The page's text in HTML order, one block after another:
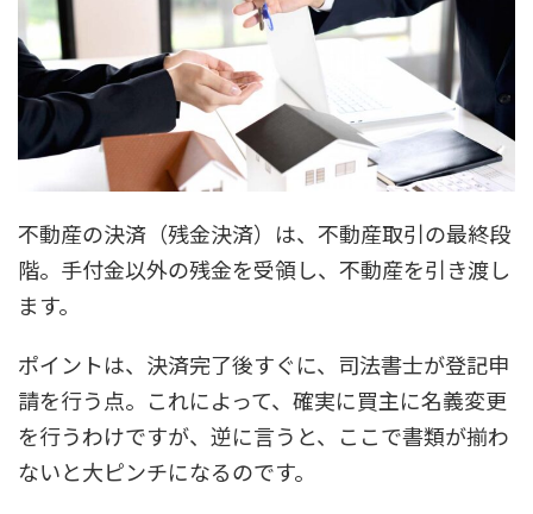
不動産の決済（残金決済）は、不動産取引の最終段
階。手付金以外の残金を受領し、不動産を引き渡し
ます。
ポイントは、決済完了後すぐに、司法書士が登記申
請を行う点。これによって、確実に買主に名義変更
を行うわけですが、逆に言うと、ここで書類が揃わ
ないと大ピンチになるのです。